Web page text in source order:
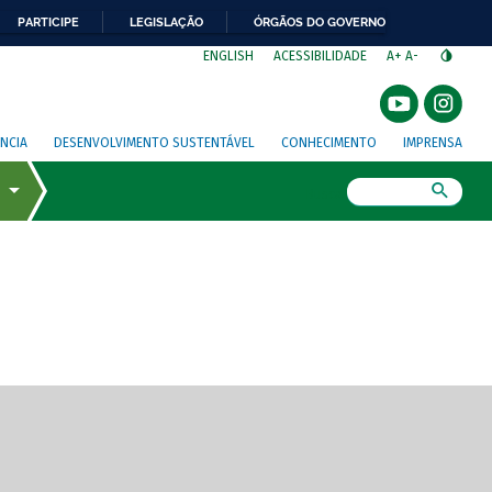
PARTICIPE LEGISLAÇÃO ÓRGÃOS DO GOVERNO
ENGLISH ACESSIBILIDADE A+ A-
DESENVOLVIMENTO SUSTENTÁVEL CONHECIMENTO IMPRENSA
de tela